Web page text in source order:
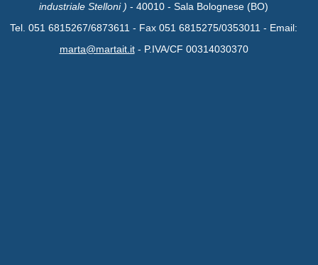
industriale Stelloni ) - 40010 - Sala Bolognese (BO)
Tel. 051 6815267/6873611 - Fax 051 6815275/0353011 - Email:
marta@martait.it- P.IVA/CF 00314030370